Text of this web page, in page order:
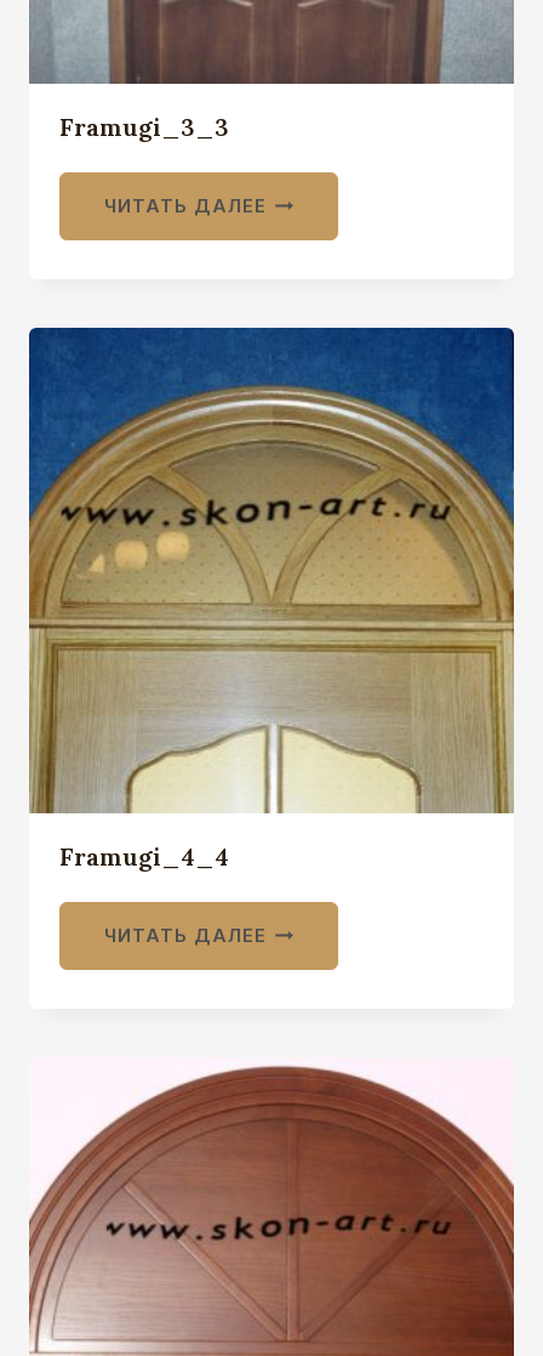
Framugi_3_3
ЧИТАТЬ ДАЛЕЕ
Framugi_4_4
ЧИТАТЬ ДАЛЕЕ